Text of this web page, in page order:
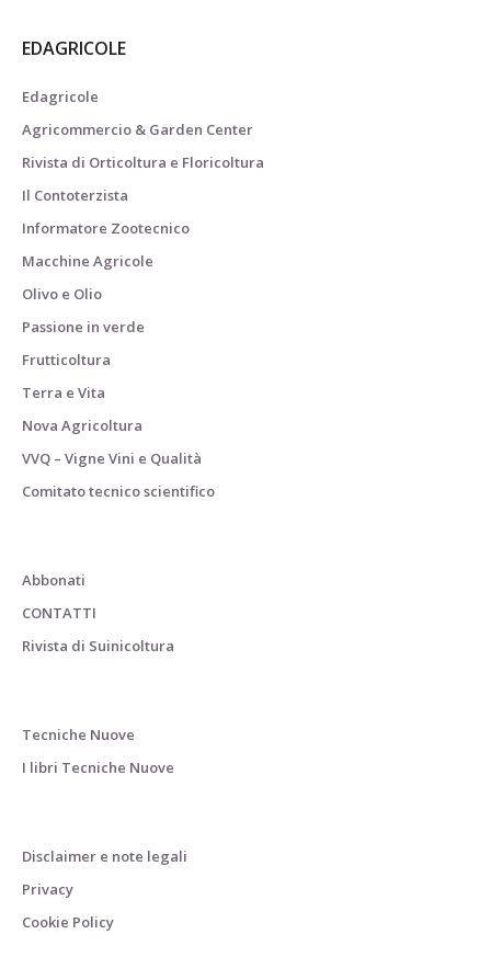
EDAGRICOLE
Edagricole
Agricommercio & Garden Center
Rivista di Orticoltura e Floricoltura
Il Contoterzista
Informatore Zootecnico
Macchine Agricole
Olivo e Olio
Passione in verde
Frutticoltura
Terra e Vita
Nova Agricoltura
VVQ – Vigne Vini e Qualità
Comitato tecnico scientifico
Abbonati
CONTATTI
Rivista di Suinicoltura
Tecniche Nuove
I libri Tecniche Nuove
Disclaimer e note legali
Privacy
Cookie Policy